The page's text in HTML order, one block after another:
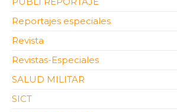
Reportajes especiales
Revista
Revistas-Especiales
SALUD MILITAR
SICT